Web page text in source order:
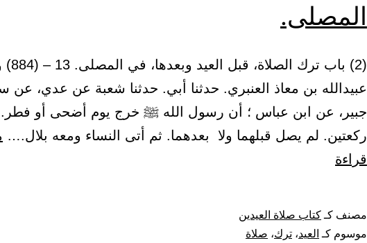
المصلى.
(2) باب ترك
عبيدالله بن معاذ العنبري. حدثنا أبي. حدثنا شعبة عن عدي، عن
جبير، عن ابن عباس ؛ أن رسول الله ﷺ خرج يوم أضحى أو
ركعتين. لم يصل قبلهما ولا بعدهما. ثم أتى النساء ومعه بلال.…
قراءة
قبل
مصنف كـ كتاب صلاة العيدين
موسوم كـ العيد، ترك، صلاة